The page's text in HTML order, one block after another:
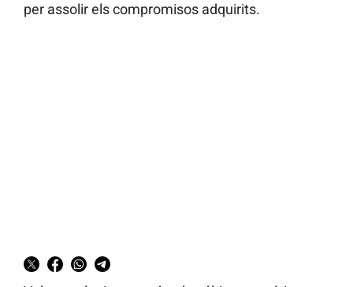
per assolir els compromisos adquirits.